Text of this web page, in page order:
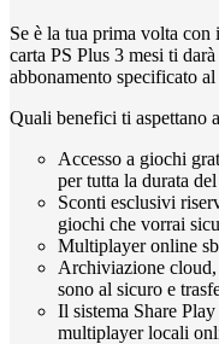
Se è la tua prima volta
carta PS Plus 3 mesi ti
abbonamento specificato
Quali benefici ti aspettano
Accesso a giochi
per tutta la durata
Sconti esclusivi
giochi che vorrai
Multiplayer online
Archiviazione
sono al sicuro e
Il sistema Share
multiplayer locali